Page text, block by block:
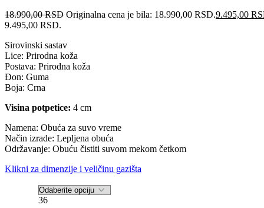
18.990,00RSD Originalna cena je bila: 18.990,00 RSD.9.495,00
9.495,00 RSD.
Sirovinski sastav
Lice: Prirodna koža
Postava: Prirodna koža
Đon: Guma
Boja: Crna
Visina potpetice: 4 cm
Namena: Obuća za suvo vreme
Način izrade: Lepljena obuća
Održavanje: Obuću čistiti suvom mekom četkom
Klikni za dimenzije i veličinu gazišta
36